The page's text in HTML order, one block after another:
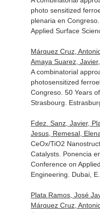
photo sensitized
plenaria en
Applied Surface
Márquez Cruz,
Amaya Suarez,
A combinatorial
photosensitized
Congreso. 50 Years
Strasbourg.
Fdez. Sanz, Javier,
Jesus, Remesal,
CeOx/TiO2
Catalysts. Ponencia
Conference on
Engineering. Dubai,
Plata Ramos, José
Márquez Cruz,